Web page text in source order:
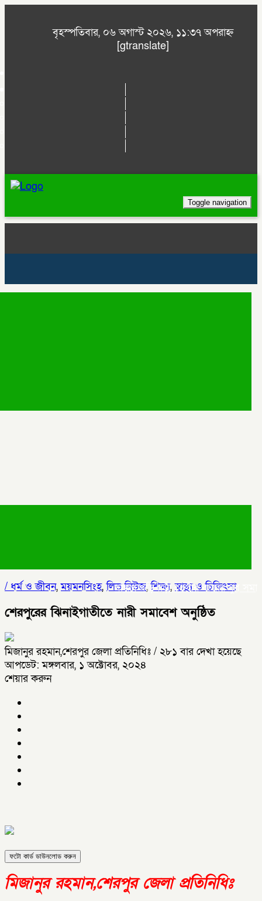
বৃহস্পতিবার, ০৬ অগাস্ট ২০২৬, ১১:৩৭ অপরাহ্ন
[gtranslate]
Toggle navigation
শিরোনাম
দক্ষিণ খড়িবাড়ী তেলীর বাজার যুব
/ ধর্ম ও জীবন,ময়মনসিংহ,লিড নিউজ,শিক্ষা,স্বাস্থ্য ও চিকিৎসা
শেরপুরের ঝিনাইগাতীতে নারী সমাবেশ অনুষ্ঠিত
মিজানুর রহমান,শেরপুর জেলা প্রতিনিধিঃ / ২৮১ বার দেখা হয়েছে
আপডেট: মঙ্গলবার, ১ অক্টোবর, ২০২৪
শেয়ার করুন
ফটো কার্ড ডাউনলোড করুন
মিজানুর রহমান,শেরপুর জেলা প্রতিনিধিঃ